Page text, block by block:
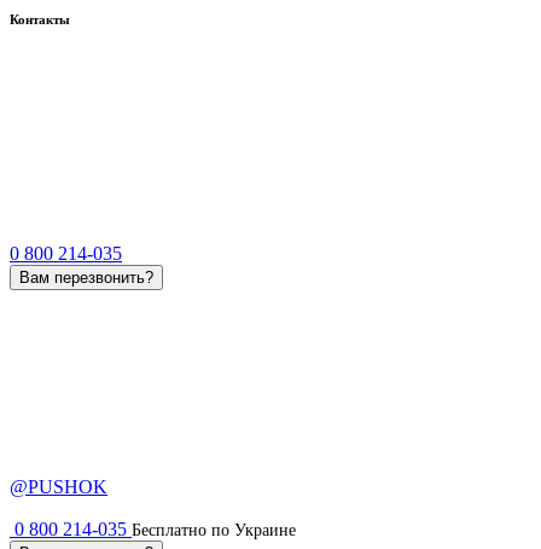
Контакты
0 800 214-035
Вам перезвонить?
@PUSHOK
0 800 214-035 Бесплатно по Украине